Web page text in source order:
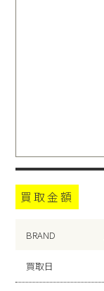
買取金額
BRAND
買取日